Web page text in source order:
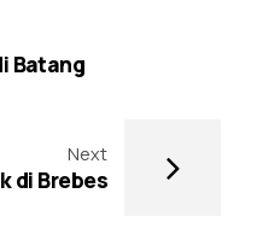
Batang
Next
di Brebes